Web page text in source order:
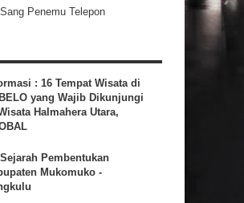
Penemu Telepon
: 16 Tempat Wisata di
yang Wajib Dikunjungi
Halmahera Utara,
Pembentukan
Mukomuko -